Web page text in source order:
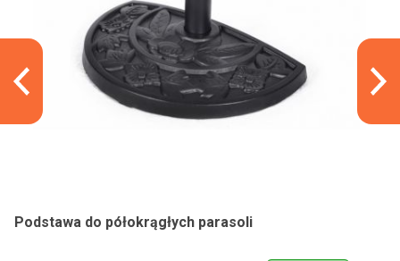
Podstawa do półokrągłych parasoli